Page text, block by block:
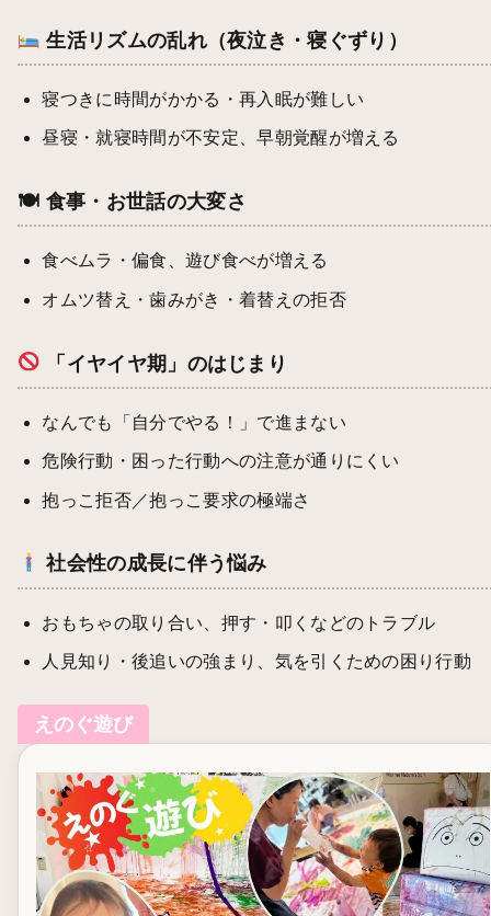
生活リズムの乱れ（夜泣き・寝ぐずり）
寝つきに時間がかかる・再入眠が難しい
昼寝・就寝時間が不安定、早朝覚醒が増える
🍽 食事・お世話の大変さ
食べムラ・偏食、遊び食べが増える
オムツ替え・歯みがき・着替えの拒否
「イヤイヤ期」のはじまり
なんでも「自分でやる！」で進まない
危険行動・困った行動への注意が通りにくい
抱っこ拒否／抱っこ要求の極端さ
社会性の成長に伴う悩み
おもちゃの取り合い、押す・叩くなどのトラブル
人見知り・後追いの強まり、気を引くための困り行動
えのぐ遊び